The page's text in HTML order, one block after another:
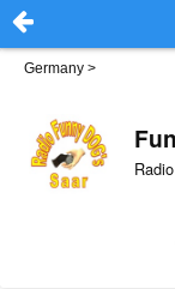
Germany >